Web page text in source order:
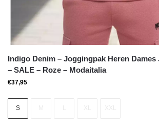
Indigo Denim – Joggingpak Heren Dames
– SALE – Roze – Modaitalia
€37,95
S